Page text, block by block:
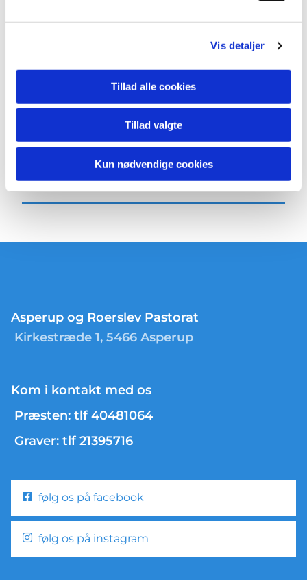
Vis detaljer
Tillad alle cookies
Tillad valgte
Kun nødvendige cookies
Asperup og Roerslev Pastorat
Kirkestræde 1, 5466 Asperup
Kom i kontakt med os
Præsten: tlf 40481064
Graver: tlf 21395716
følg os på facebook
følg os på instagram